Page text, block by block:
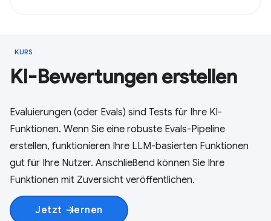
KURS
KI-Bewertungen erstellen
Evaluierungen (oder Evals) sind Tests für Ihre KI-
Funktionen. Wenn Sie eine robuste Evals-Pipeline
erstellen, funktionieren Ihre LLM-basierten Funktionen
gut für Ihre Nutzer. Anschließend können Sie Ihre
Funktionen mit Zuversicht veröffentlichen.
Jetzt arrow_forward
lernen